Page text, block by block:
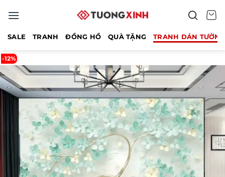
qua
SALE TRANH ĐỒNG HỒ QUÀ TẶNG TRANH DÁN
-12%